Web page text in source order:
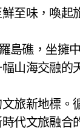
島礁，坐擁
山海交融的
旅新地標。
代文旅融合